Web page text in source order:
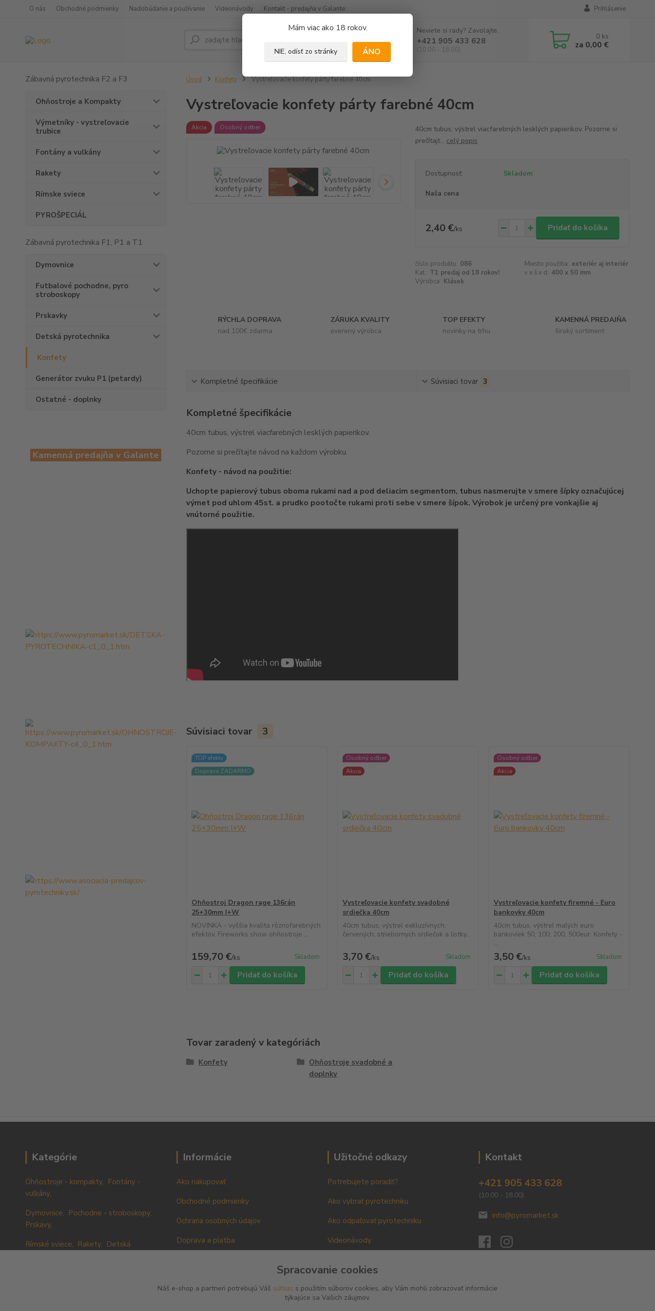
Mám viac ako 18 rokov.
NIE, odísť zo stránky ÁNO
O nás Obchodné podmienky Nadobúdanie a používanie Videonávody Kontakt - predajňa v Galante Prihlásenie
Hľadať
Neviete si rady? Zavolajte.
+421 905 433 628
(10.00 - 18.00)
0 ks
za 0,00 €
Zábavná pyrotechnika F2 a F3
Ohňostroje a Kompakty
Výmetníky - vystreľovacie
trubice
Fontány a vulkány
Rakety
Rímske sviece
PYROŠPECIÁL
Zábavná pyrotechnika F1, P1 a T1
Dymovnice
Futbalové pochodne, pyro
stroboskopy
Prskavky
Detská pyrotechnika
Konfety
Generátor zvuku P1 (petardy)
Ostatné - doplnky
Kamenná predajňa v Galante
Úvod Konfety Vystreľovacie konfety párty farebné 40cm
Vystreľovacie konfety párty farebné 40cm
Akcia Osobný odber
40cm tubus, výstrel viacfarebných lesklých papierikov. Pozorne si
prečítajt... celý popis
Dostupnosť: Skladom
Naša cena
2,40 €/ks Pridať do košíka
číslo produktu: 086 Miesto použitia: exteriér aj interiér
Kat.: T1 predaj od 18 rokov! v x š x d: 400 x 50 mm
Výrobca: Klásek
RÝCHLA DOPRAVA
nad 100€ zdarma
ZÁRUKA KVALITY
overený výrobca
TOP EFEKTY
novinky na trhu
KAMENNÁ PREDAJŇA
široký sortiment
Kompletné špecifikácie Súvisiaci tovar 3
Kompletné špecifikácie
40cm tubus, výstrel viacfarebných lesklých papierikov.
Pozorne si prečítajte návod na každom výrobku.
Konfety - návod na použitie:
Uchopte papierový tubus oboma rukami nad a pod deliacim segmentom, tubus nasmerujte v smere šípky označujúcej
výmet pod uhlom 45st. a prudko pootočte rukami proti sebe v smere šípok. Výrobok je určený pre vonkajšie aj
vnútorné použitie.
Súvisiaci tovar 3
TOP efekty
Doprava ZADARMO
Ohňostroj Dragon rage 136rán
25+30mm I+W
NOVINKA - vyššia kvalita rôznofarebných
efektov. Fireworks show ohňostroje ...
159,70 €/ks Skladom
Pridať do košíka
Osobný odber
Akcia
Vystreľovacie konfety svadobné
srdiečka 40cm
40cm tubus, výstrel exkluzívnych,
červených, striebornych srdiečok a lístky...
3,70 €/ks Skladom
Pridať do košíka
Osobný odber
Akcia
Vystreľovacie konfety firemné - Euro
bankovky 40cm
40cm tubus, výstrel malých euro
bankoviek 50, 100, 200, 500eur. Konfety -
...
3,50 €/ks Skladom
Pridať do košíka
Tovar zaradený v kategóriách
Konfety
Ohňostroje svadobné a
doplnky
Kategórie
Ohňostroje - kompakty, Fontány -
vulkány,
Dymovnice, Pochodne - stroboskopy,
Prskavy,
Rímské sviece, Rakety, Detská
Informácie
Ako nakupovať
Obchodné podmienky
Ochrana osobných údajov
Doprava a platba
Užitočné odkazy
Potrebujete poradiť?
Ako vybrať pyrotechniku
Ako odpaľovať pyrotechniku
Videonávody
Kontakt
+421 905 433 628
(10.00 - 18.00)
info@pyromarket.sk
Spracovanie cookies
Náš e-shop a partneri potrebujú Váš súhlas s použitím súborov cookies, aby Vám mohli zobrazovať informácie
týkajúce sa Vašich záujmov.